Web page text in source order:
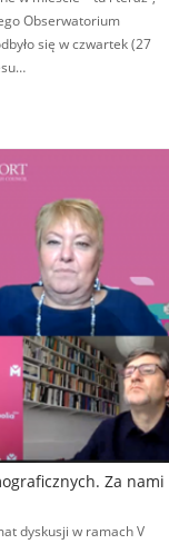
Obserwatorium
się w czwartek (27
Za nami
dyskusji w ramach V